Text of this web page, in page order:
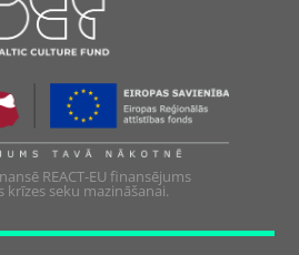
REACT-EU finansējums
krīzes seku mazināšanai.